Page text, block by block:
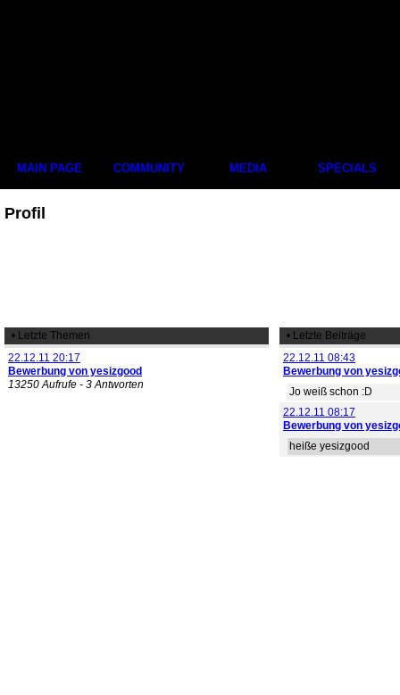
MAIN PAGE COMMUNITY MEDIA SPECIALS
Profil
• Letzte Themen
22.12.11 20:17
Bewerbung von yesizgood
13250 Aufrufe - 3 Antworten
• Letzte Beiträge
22.12.11 08:43
Bewerbung von
Jo weiß schon :D
22.12.11 08:17
Bewerbung von
heiße yesizgood